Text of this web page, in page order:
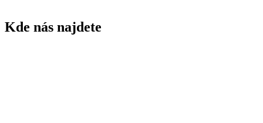
Kde nás najdete